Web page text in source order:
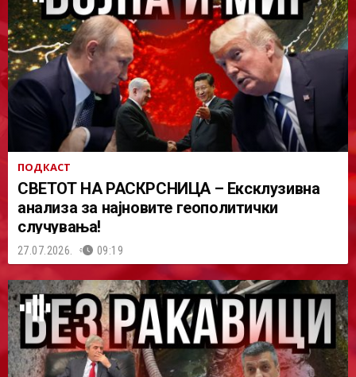
ПОДКАСТ
СВЕТОТ НА РАСКРСНИЦА – Ексклузивна
анализа за најновите геополитички
случувања!
27.07.2026. 09:19